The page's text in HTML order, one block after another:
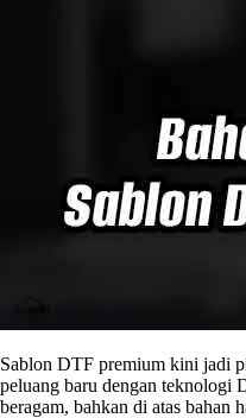
Sablon DTF premium kini jadi
peluang baru dengan teknologi
beragam, bahkan di atas bahan